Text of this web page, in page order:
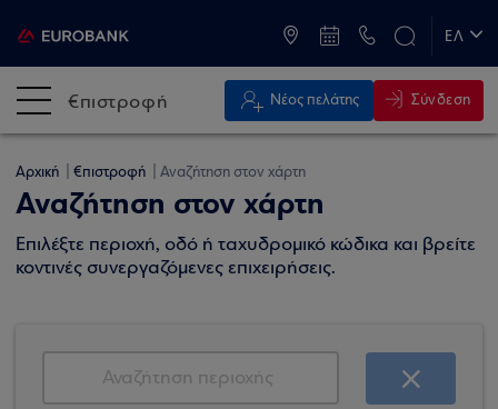
ΕΛ
€πιστροφή Νέος πελάτης Σύνδεση
Αρχική €πιστροφή Αναζήτηση στον χάρτη
Αναζήτηση στον χάρτη
Επιλέξτε περιοχή, οδό ή ταχυδρομικό κώδικα και βρείτε
κοντινές συνεργαζόμενες επιχειρήσεις.